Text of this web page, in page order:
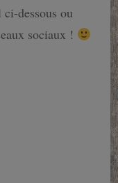
dessous ou
sociaux !